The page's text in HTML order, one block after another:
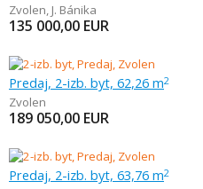
Zvolen, J. Bánika
135 000,00 EUR
Predaj, 2-izb. byt, 62,26 m2
Zvolen
189 050,00 EUR
Predaj, 2-izb. byt, 63,76 m2